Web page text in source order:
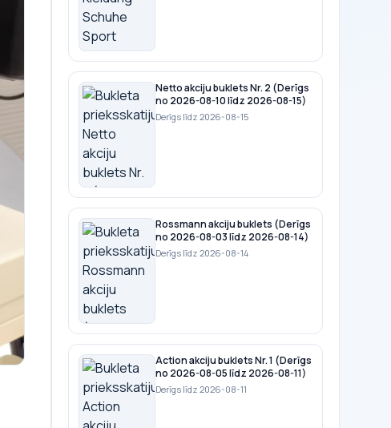
Netto akciju buklets Nr. 2 (Derīgs
no 2026-08-10 līdz 2026-08-15)
Derīgs līdz 2026-08-15
Rossmann akciju buklets (Derīgs
no 2026-08-03 līdz 2026-08-14)
Derīgs līdz 2026-08-14
Action akciju buklets Nr. 1 (Derīgs
no 2026-08-05 līdz 2026-08-11)
Derīgs līdz 2026-08-11